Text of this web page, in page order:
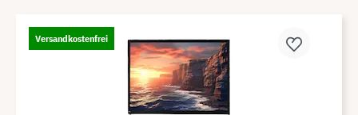
Versandkostenfrei